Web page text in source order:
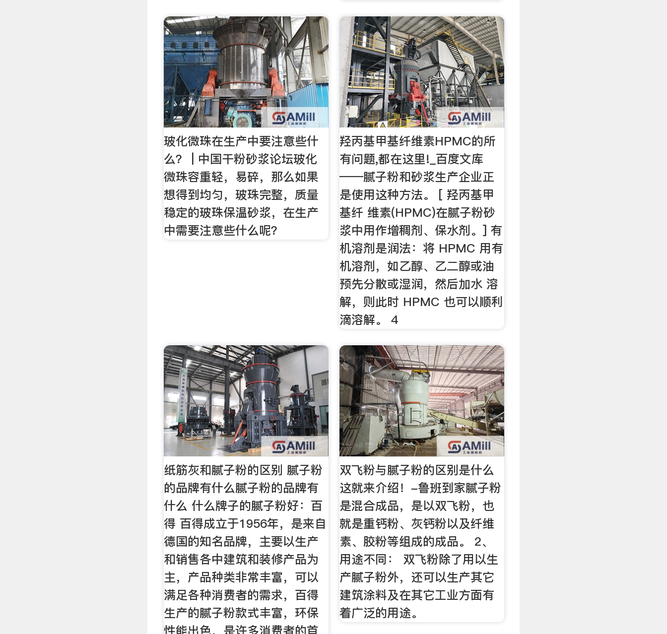
玻化微珠在生产中要注意些什
么？ | 中国干粉砂浆论坛玻化
微珠容重轻，易碎，那么如果
想得到均匀，玻珠完整，质量
稳定的玻珠保温砂浆，在生产
中需要注意些什么呢？
羟丙基甲基纤维素HPMC的所
有问题,都在这里!_百度文库
——腻子粉和砂浆生产企业正
是使用这种方法。 [ 羟丙基甲
基纤 维素(HPMC)在腻子粉砂
浆中用作增稠剂、保水剂。] 有
机溶剂是润法：将 HPMC 用有
机溶剂，如乙醇、乙二醇或油
预先分散或湿润，然后加水 溶
解，则此时 HPMC 也可以顺利
滴溶解。 4
纸筋灰和腻子粉的区别 腻子粉
的品牌有什么腻子粉的品牌有
什么 什么牌子的腻子粉好：百
得 百得成立于1956年，是来自
德国的知名品牌，主要以生产
和销售各中建筑和装修产品为
主，产品种类非常丰富，可以
满足各种消费者的需求，百得
生产的腻子粉款式丰富，环保
性能出色，是许多消费者的首
双飞粉与腻子粉的区别是什么
这就来介绍！-鲁班到家腻子粉
是混合成品，是以双飞粉，也
就是重钙粉、灰钙粉以及纤维
素、胶粉等组成的成品。 2、
用途不同： 双飞粉除了用以生
产腻子粉外，还可以生产其它
建筑涂料及在其它工业方面有
着广泛的用途。